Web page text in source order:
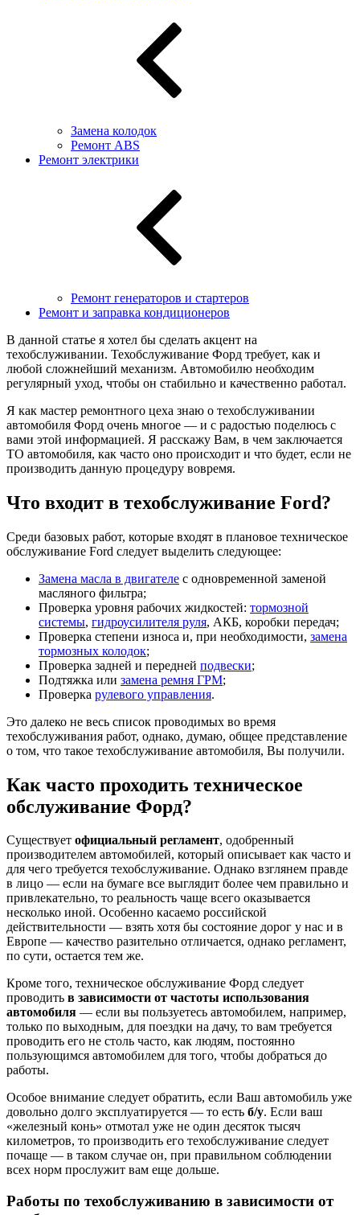
Замена колодок
Ремонт ABS
Ремонт электрики
Ремонт генераторов и стартеров
Ремонт и заправка кондиционеров
В данной статье я хотел бы сделать акцент на
техобслуживании. Техобслуживание Форд требует, как и
любой сложнейший механизм. Автомобилю необходим
регулярный уход, чтобы он стабильно и качественно работал.
Я как мастер ремонтного цеха знаю о техобслуживании
автомобиля Форд очень многое — и с радостью поделюсь с
вами этой информацией. Я расскажу Вам, в чем заключается
ТО автомобиля, как часто оно происходит и что будет, если не
производить данную процедуру вовремя.
Что входит в техобслуживание Ford?
Среди базовых работ, которые входят в плановое техническое
обслуживание Ford следует выделить следующее:
Замена масла в двигателе с одновременной заменой
масляного фильтра;
Проверка уровня рабочих жидкостей: тормозной
системы, гидроусилителя руля, АКБ, коробки передач;
Проверка степени износа и, при необходимости, замена
тормозных колодок;
Проверка задней и передней подвески;
Подтяжка или замена ремня ГРМ;
Проверка рулевого управления.
Это далеко не весь список проводимых во время
техобслуживания работ, однако, думаю, общее представление
о том, что такое техобслуживание автомобиля, Вы получили.
Как часто проходить техническое
обслуживание Форд?
Существует официальный регламент, одобренный
производителем автомобилей, который описывает как часто и
для чего требуется техобслуживание. Однако взглянем правде
в лицо — если на бумаге все выглядит более чем правильно и
привлекательно, то реальность чаще всего оказывается
несколько иной. Особенно касаемо российской
действительности — взять хотя бы состояние дорог у нас и в
Европе — качество разительно отличается, однако регламент,
по сути, остается тем же.
Кроме того, техническое обслуживание Форд следует
проводить в зависимости от частоты использования
автомобиля — если вы пользуетесь автомобилем, например,
только по выходным, для поездки на дачу, то вам требуется
проводить его не столь часто, как людям, постоянно
пользующимся автомобилем для того, чтобы добраться до
работы.
Особое внимание следует обратить, если Ваш автомобиль уже
довольно долго эксплуатируется — то есть б/у. Если ваш
«железный конь» отмотал уже не один десяток тысяч
километров, то производить его техобслуживание следует
почаще — в таком случае он, при правильном соблюдении
всех норм прослужит вам еще дольше.
Работы по техобслуживанию в зависимости от